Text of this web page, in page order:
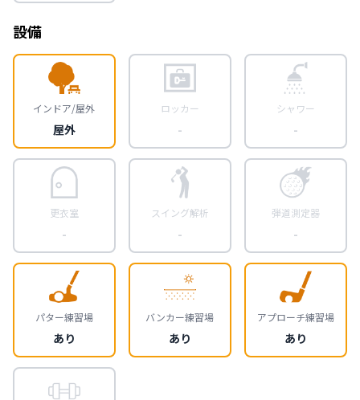
設備
インドア/屋外
屋外
ロッカー
-
シャワー
-
更衣室
-
スイング解析
-
弾道測定器
-
パター練習場
あり
バンカー練習場
あり
アプローチ練習場
あり